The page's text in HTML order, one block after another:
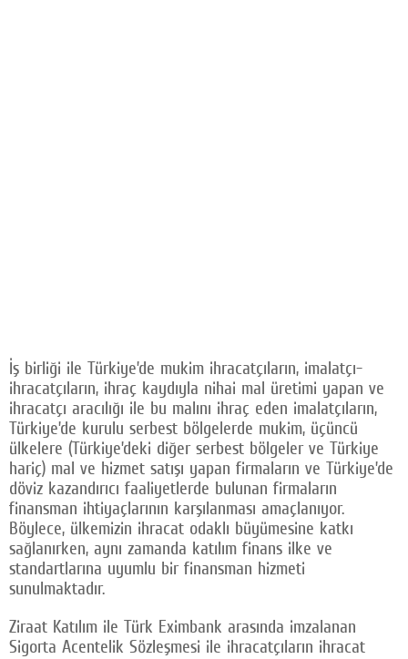
İş birliği ile Türkiye’de mukim ihracatçıların, imalatçı-
ihracatçıların, ihraç kaydıyla nihai mal üretimi yapan ve
ihracatçı aracılığı ile bu malını ihraç eden imalatçıların,
Türkiye’de kurulu serbest bölgelerde mukim, üçüncü
ülkelere (Türkiye’deki diğer serbest bölgeler ve Türkiye
hariç) mal ve hizmet satışı yapan firmaların ve Türkiye’de
döviz kazandırıcı faaliyetlerde bulunan firmaların
finansman ihtiyaçlarının karşılanması amaçlanıyor.
Böylece, ülkemizin ihracat odaklı büyümesine katkı
sağlanırken, aynı zamanda katılım finans ilke ve
standartlarına uyumlu bir finansman hizmeti
sunulmaktadır.
Ziraat Katılım ile Türk Eximbank arasında imzalanan
Sigorta Acentelik Sözleşmesi ile ihracatçıların ihracat